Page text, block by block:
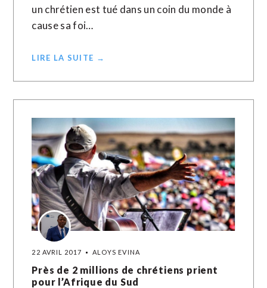
un chrétien est tué dans un coin du monde à
cause sa foi…
LIRE LA SUITE →
22 AVRIL 2017 ALOYS EVINA
Près de 2 millions de chrétiens prient
pour l’Afrique du Sud